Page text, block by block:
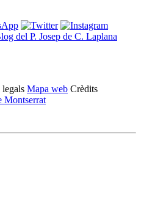
legals Mapa web Crèdits
Montserrat